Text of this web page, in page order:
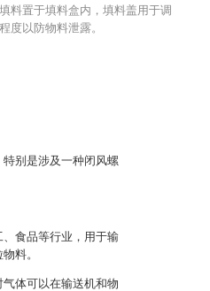
别是涉及一种闭风螺
食品等行业，用于输
料。
体可以在输送机和物
料置于填料盒内，填料盖用于调
度以防物料泄露。